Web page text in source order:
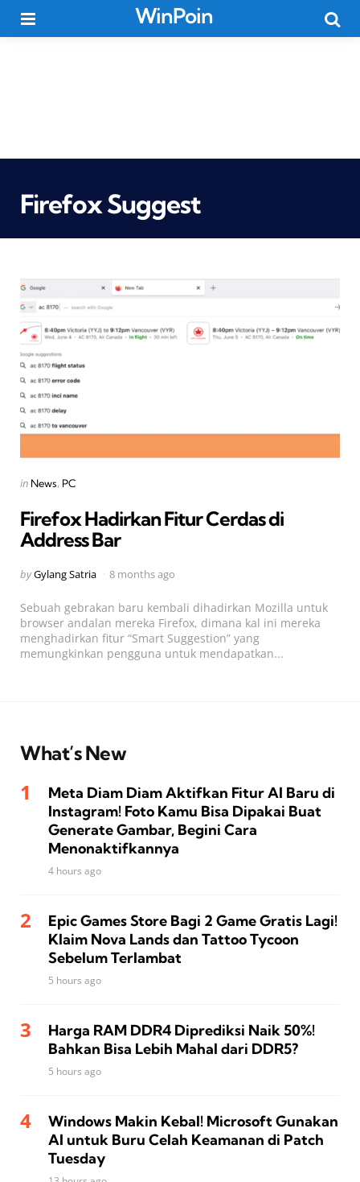
WinPoin
Firefox Suggest
Categories
Posted
in News PC
Firefox Hadirkan Fitur Cerdas di
Address Bar
Posted
byGylang Satria 8 months ago
Sebuah gebrakan baru kembali dihadirkan Mozilla untuk
browser andalan mereka Firefox, dimana kal ini mereka
menghadirkan fitur “Smart Suggestion” yang
memungkinkan pengguna untuk mendapatkan...
What’s New
Meta Diam Diam Aktifkan Fitur AI Baru di
Instagram! Foto Kamu Bisa Dipakai Buat
Generate Gambar, Begini Cara
Menonaktifkannya
4 hours ago
Epic Games Store Bagi 2 Game Gratis Lagi!
Klaim Nova Lands dan Tattoo Tycoon
Sebelum Terlambat
5 hours ago
Harga RAM DDR4 Diprediksi Naik 50%!
Bahkan Bisa Lebih Mahal dari DDR5?
5 hours ago
Windows Makin Kebal! Microsoft Gunakan
AI untuk Buru Celah Keamanan di Patch
Tuesday